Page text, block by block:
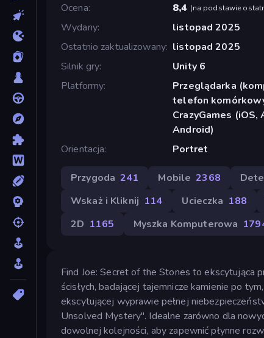
Ocena
8,4 (na podstawie
Wydany
listopad 2025
Ostatnio zaktualizowany listopad 2025
Silnik gry
Unity 6
Platformy
Przeglądarka
telefon
CrazyGames
Android)
Orientacja
Portret
Przygoda 241 Mobile 2368
Wskaż i Kliknij 114 Ucieczka 188
2D 1165 Myszka Komputerowa
Find Joe: Secret of the Stones to ekscytująca
ścisłych, badającej tajemnicze kamienie po
ekscytującej wyprawie pełnej
Unsolved Mystery". Idealne zarówno dla
dowolnej kolejności, aby zapewnić płynne